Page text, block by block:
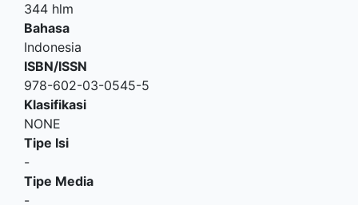
344 hlm
Bahasa
Indonesia
ISBN/ISSN
978-602-03-0545-5
Klasifikasi
NONE
Tipe Isi
-
Tipe Media
-